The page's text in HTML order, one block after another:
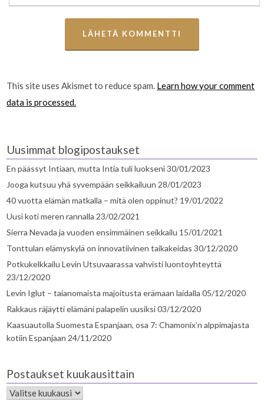
This site uses Akismet to reduce spam. Learn how your comment
data is processed.
Uusimmat blogipostaukset
En päässyt Intiaan, mutta Intia tuli luokseni30/01/2023
Jooga kutsuu yhä syvempään seikkailuun 28/01/2023
40 vuotta elämän matkalla – mitä olen oppinut? 19/01/2022
Uusi koti meren rannalla 23/02/2021
Sierra Nevada ja vuoden ensimmäinen seikkailu 15/01/2021
Tonttulan elämyskylä on innovatiivinen taikakeidas 30/12/2020
Potkukelkkailu Levin Utsuvaarassa vahvisti luontoyhteyttä
23/12/2020
Levin Iglut – taianomaista majoitusta erämaan laidalla 05/12/2020
Rakkaus räjäytti elämäni palapelin uusiksi03/12/2020
Kaasuautolla Suomesta Espanjaan, osa 7: Chamonix’n alppimajasta
kotiin Espanjaan 24/11/2020
Postaukset kuukausittain